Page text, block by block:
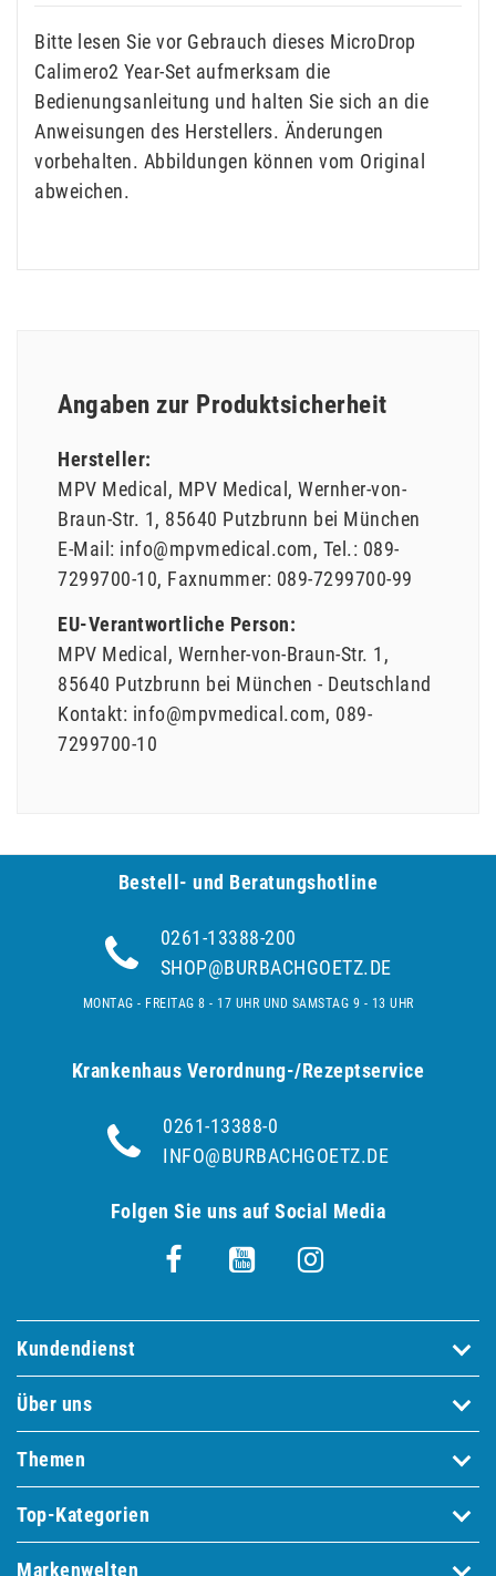
Bitte lesen Sie vor Gebrauch dieses MicroDrop
Calimero2 Year-Set aufmerksam die
Bedienungsanleitung und halten Sie sich an die
Anweisungen des Herstellers. Änderungen
vorbehalten. Abbildungen können vom Original
abweichen.
Angaben zur Produktsicherheit
Hersteller:
MPV Medical
MPV Medical
Wernher-von-
Braun-Str. 1 85640 Putzbrunn bei München
E-Mail: info@mpvmedical.com Tel.: 089-
7299700-10 Faxnummer: 089-7299700-99
EU-Verantwortliche Person:
MPV Medical Wernher-von-Braun-Str. 1
85640 Putzbrunn bei München
Deutschland
Kontakt: info@mpvmedical.com 089-
7299700-10
Bestell- und Be­ra­tungs­hot­line
0261-13388-200
SHOP@BURBACHGOETZ.DE
MONTAG - FREITAG 8 - 17 UHR UND SAMSTAG 9 - 13 UHR
Krankenhaus Verordnung-/Rezeptservice
0261-13388-0
INFO@BURBACHGOETZ.DE
Folgen Sie uns auf Social Media
Kundendienst
Über uns
Themen
Top-Kategorien
Markenwelten